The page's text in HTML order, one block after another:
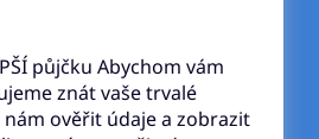
půjčku Abychom vám
znát vaše trvalé
ověřit údaje a zobrazit